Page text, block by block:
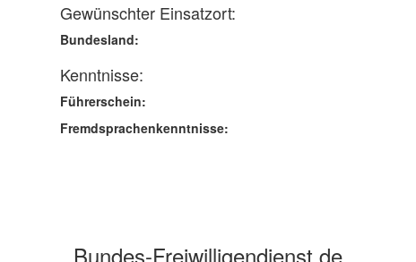
Gewünschter Einsatzort:
Bundesland:
Kenntnisse:
Führerschein:
Fremdsprachenkenntnisse:
Bundes-Freiwilligendienst.de